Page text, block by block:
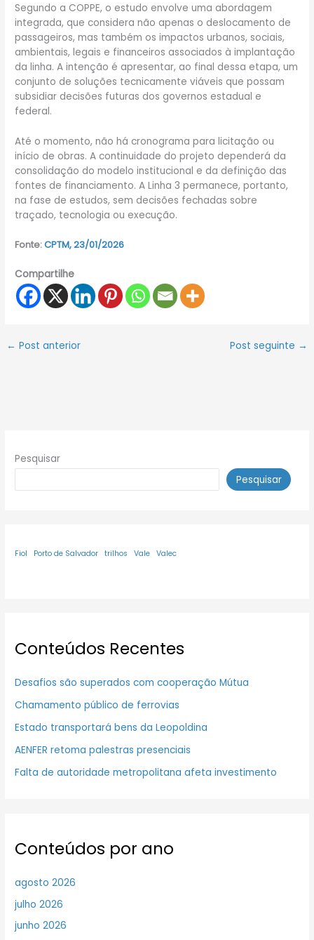
Segundo a COPPE, o estudo envolve uma abordagem
integrada, que considera não apenas o deslocamento de
passageiros, mas também os impactos urbanos, sociais,
ambientais, legais e financeiros associados à implantação
da linha. A intenção é apresentar, ao final dessa etapa, um
conjunto de soluções tecnicamente viáveis que possam
subsidiar decisões futuras dos governos estadual e
federal.
Até o momento, não há cronograma para licitação ou
início de obras. A continuidade do projeto dependerá da
consolidação do modelo institucional e da definição das
fontes de financiamento. A Linha 3 permanece, portanto,
na fase de estudos, sem decisões fechadas sobre
traçado, tecnologia ou execução.
Fonte:CPTM, 23/01/2026
Compartilhe
← Post anterior Post seguinte →
Pesquisar
Pesquisar
Fiol Porto de Salvador trilhos Vale Valec
Conteúdos Recentes
Desafios são superados com cooperação Mútua
Chamamento público de ferrovias
Estado transportará bens da Leopoldina
AENFER retoma palestras presenciais
Falta de autoridade metropolitana afeta investimento
Conteúdos por ano
agosto 2026
julho 2026
junho 2026